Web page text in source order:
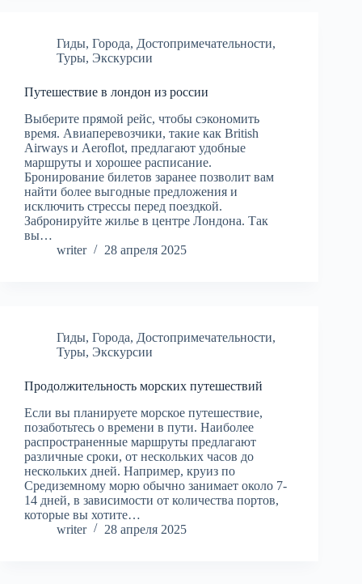
Гиды, Города, Достопримечательности,
Туры, Экскурсии
Путешествие в лондон из россии
Выберите прямой рейс, чтобы сэкономить
время. Авиаперевозчики, такие как British
Airways и Aeroflot, предлагают удобные
маршруты и хорошее расписание.
Бронирование билетов заранее позволит вам
найти более выгодные предложения и
исключить стрессы перед поездкой.
Забронируйте жилье в центре Лондона. Так
вы…
writer
28 апреля 2025
Гиды, Города, Достопримечательности,
Туры, Экскурсии
Продолжительность морских путешествий
Если вы планируете морское путешествие,
позаботьтесь о времени в пути. Наиболее
распространенные маршруты предлагают
различные сроки, от нескольких часов до
нескольких дней. Например, круиз по
Средиземному морю обычно занимает около 7-
14 дней, в зависимости от количества портов,
которые вы хотите…
writer
28 апреля 2025